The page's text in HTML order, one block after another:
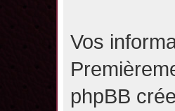
Vos
phpBB